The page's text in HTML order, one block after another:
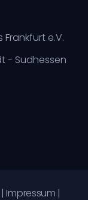
e.V.
- Sudhessen
Impressum |